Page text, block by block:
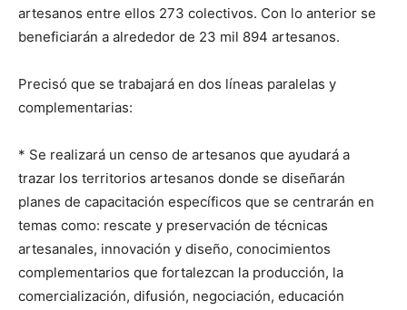
artesanos entre ellos 273 colectivos. Con lo anterior se
beneficiarán a alrededor de 23 mil 894 artesanos.
Precisó que se trabajará en dos líneas paralelas y
complementarias:
* Se realizará un censo de artesanos que ayudará a
trazar los territorios artesanos donde se diseñarán
planes de capacitación específicos que se centrarán en
temas como: rescate y preservación de técnicas
artesanales, innovación y diseño, conocimientos
complementarios que fortalezcan la producción, la
comercialización, difusión, negociación, educación